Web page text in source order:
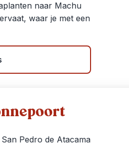
naar Machu
waar je met een
Pedro de Atacama